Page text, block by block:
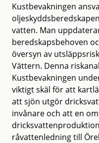
Kustbevakningen
vatten. Man
beredskapsbehoven
översyn av
Vättern. Denna
Kustbevakningen
viktigt skäl för att
att sjön utgör
invånare och att en
råvattenledning till